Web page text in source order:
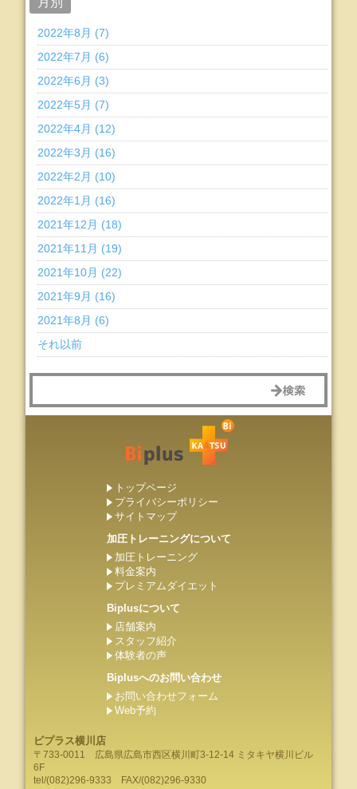
2022年8月 (7)
2022年7月 (6)
2022年6月 (3)
2022年5月 (7)
2022年4月 (12)
2022年3月 (16)
2022年2月 (10)
2022年1月 (16)
2021年12月 (18)
2021年11月 (19)
2021年10月 (22)
2021年9月 (16)
2021年8月 (6)
それ以前
トップページ
プライバシーポリシー
サイトマップ
加圧トレーニングについて
加圧トレーニング
料金案内
プレミアムダイエット
Biplusについて
店舗案内
スタッフ紹介
体験者の声
Biplusへのお問い合わせ
お問い合わせフォーム
Web予約
ビプラス横川店
〒733-0011 広島県広島市西区横川町3-12-14 ミタキヤ横川ビル
6F
tel/(082)296-9333 FAX/(082)296-9330